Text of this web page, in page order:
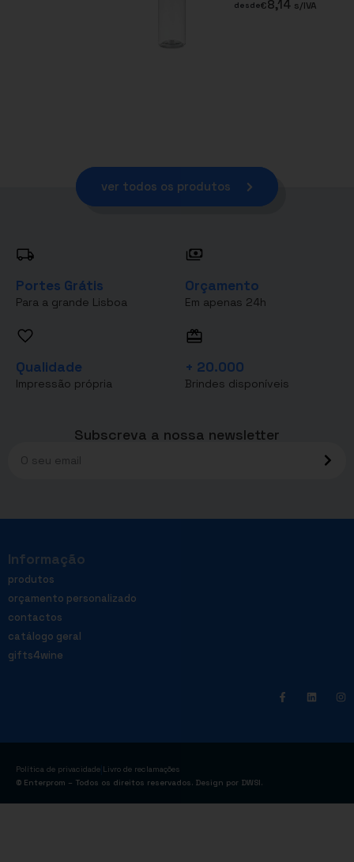
desde€8,14 s/IVA
ver todos os produtos
Portes Grátis
Para a grande Lisboa
Orçamento
Em apenas 24h
Qualidade
Impressão própria
+ 20.000
Brindes disponíveis
Subscreva a nossa newsletter
Informação
produtos
orçamento personalizado
contactos
catálogo geral
gifts4wine
Política de privacidade Livro de reclamações
© Enterprom – Todos os direitos reservados. Design por DWSI.